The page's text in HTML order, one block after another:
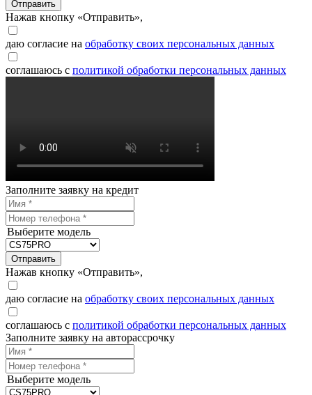
Отправить
Нажав кнопку «Отправить»,
даю согласие на обработку своих персональных данных
соглашаюсь с политикой обработки персональных данных
Заполните заявку на кредит
Выберите модель
Отправить
Нажав кнопку «Отправить»,
даю согласие на обработку своих персональных данных
соглашаюсь с политикой обработки персональных данных
Заполните заявку на авторассрочку
Выберите модель